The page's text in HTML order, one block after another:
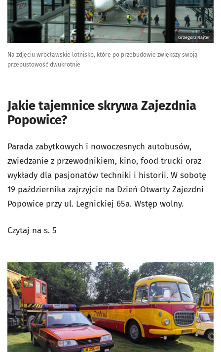
Grzegorz Rajter
Na zdjęciu wrocławskie lotnisko, które po przebudowie zwiększy swoją
przepustowość dwukrotnie
Jakie tajemnice skrywa Zajezdnia
Popowice?
Parada zabytkowych i nowoczesnych autobusów,
zwiedzanie z przewodnikiem, kino, food trucki oraz
wykłady dla pasjonatów techniki i historii. W sobotę
19 października zajrzyjcie na Dzień Otwarty Zajezdni
Popowice przy ul. Legnickiej 65a. Wstęp wolny.
Czytaj na s. 5